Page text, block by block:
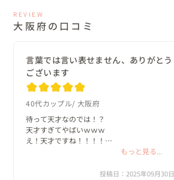
REVIEW
大阪府の口コミ
言葉では言い表せません、ありがとう
ございます
40代カップル 大阪府
待って天才なのでは！？
天才すぎてやばいｗｗｗ
え！天才ですね！！！！
ありがとうございます、天才です！！！！
もっと見る...
投稿日：2025年09月30日